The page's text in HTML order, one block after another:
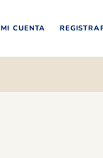
MI CUENTA